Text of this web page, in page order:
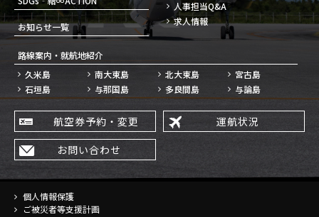
お知らせ一覧
人事担当Q&A
求人情報
路線案内・就航地紹介
久米島
南大東島 北大東島
宮古島
石垣島
与那国島 多良間島 与論島
航空券予約・変更
運航状況
お問い合わせ
個人情報保護
ご被災者等支援計画